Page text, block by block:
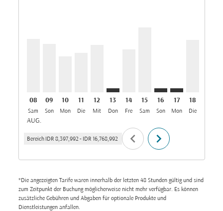
08
Sam
AUG.
09
Son
10
Mon
11
Die
12
Mit
13
Don
14
Fre
15
Sam
16
Son
17
Mon
18
Die
Bereich IDR 8,397,992 - IDR 16,768,992 chevron_left chevron_right
*Die angezeigten Tarife waren innerhalb der letzten 48 Stunden gültig und sind
zum Zeitpunkt der Buchung möglicherweise nicht mehr verfügbar. Es können
zusätzliche Gebühren und Abgaben für optionale Produkte und
Dienstleistungen anfallen.